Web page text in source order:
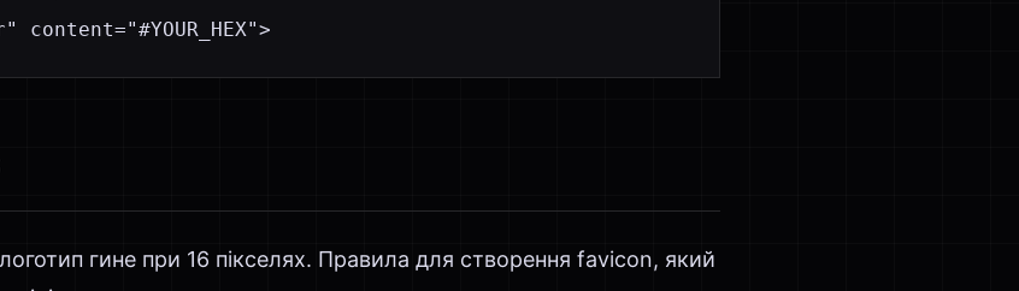
content="#YOUR_HEX">
гине при 16 пікселях. Правила для створення favicon, який